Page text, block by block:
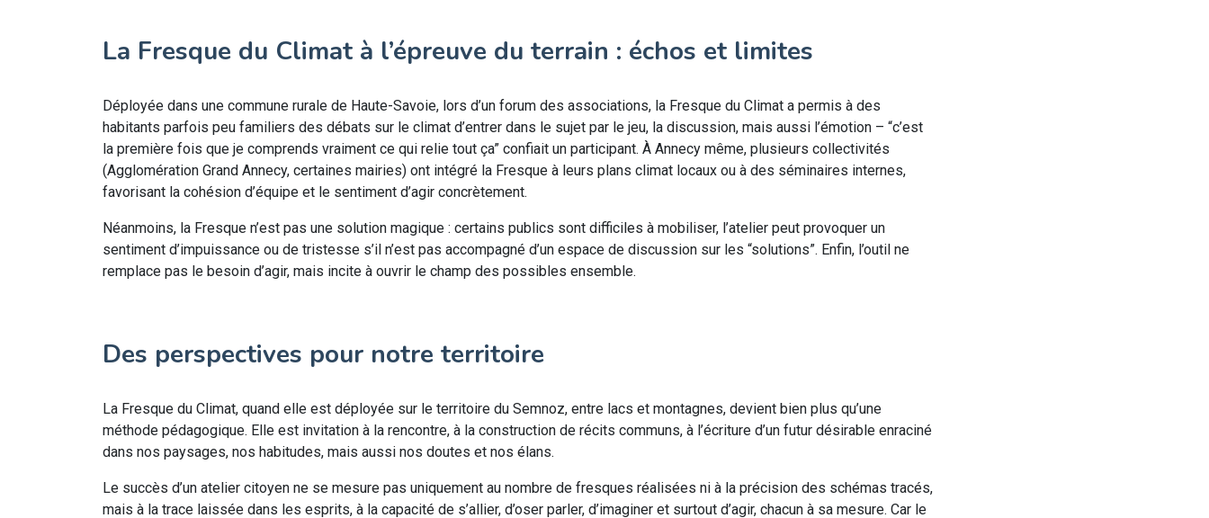
La Fresque du Climat à l’épreuve du terrain : échos et limites
Déployée dans une commune rurale de Haute-Savoie, lors d’un forum des associations, la Fresque du Climat a permis à des
habitants parfois peu familiers des débats sur le climat d’entrer dans le sujet par le jeu, la discussion, mais aussi l’émotion – “c’est
la première fois que je comprends vraiment ce qui relie tout ça” confiait un participant. À Annecy même, plusieurs collectivités
(Agglomération Grand Annecy, certaines mairies) ont intégré la Fresque à leurs plans climat locaux ou à des séminaires internes,
favorisant la cohésion d’équipe et le sentiment d’agir concrètement.
Néanmoins, la Fresque n’est pas une solution magique : certains publics sont difficiles à mobiliser, l’atelier peut provoquer un
sentiment d’impuissance ou de tristesse s’il n’est pas accompagné d’un espace de discussion sur les “solutions”. Enfin, l’outil ne
remplace pas le besoin d’agir, mais incite à ouvrir le champ des possibles ensemble.
Des perspectives pour notre territoire
La Fresque du Climat, quand elle est déployée sur le territoire du Semnoz, entre lacs et montagnes, devient bien plus qu’une
méthode pédagogique. Elle est invitation à la rencontre, à la construction de récits communs, à l’écriture d’un futur désirable enraciné
dans nos paysages, nos habitudes, mais aussi nos doutes et nos élans.
Le succès d’un atelier citoyen ne se mesure pas uniquement au nombre de fresques réalisées ni à la précision des schémas tracés,
mais à la trace laissée dans les esprits, à la capacité de s’allier, d’oser parler, d’imaginer et surtout d’agir, chacun à sa mesure. Car le